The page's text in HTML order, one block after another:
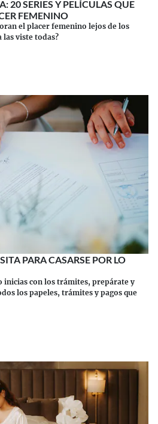
20 SERIES Y PELÍCULAS QUE
FEMENINO
el placer femenino lejos de los
las viste todas?
PARA CASARSE POR LO
inicias con los trámites, prepárate y
los papeles, trámites y pagos que